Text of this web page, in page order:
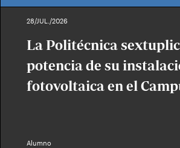
28/JUL./2026
La Politécnica
potencia de su
fotovoltaica en el
Alumno